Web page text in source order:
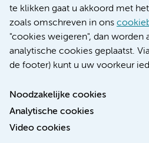
te klikken gaat u akkoord met
zoals omschreven in ons
"cookies weigeren", dan
analytische cookies geplaatst.
de footer) kunt u uw voorkeur
Noodzakelijke cookies
Analytische cookies
Video cookies
Verwijzen & diagnostiek
Toegankelijkheidsverklaring
Responsible disclosure